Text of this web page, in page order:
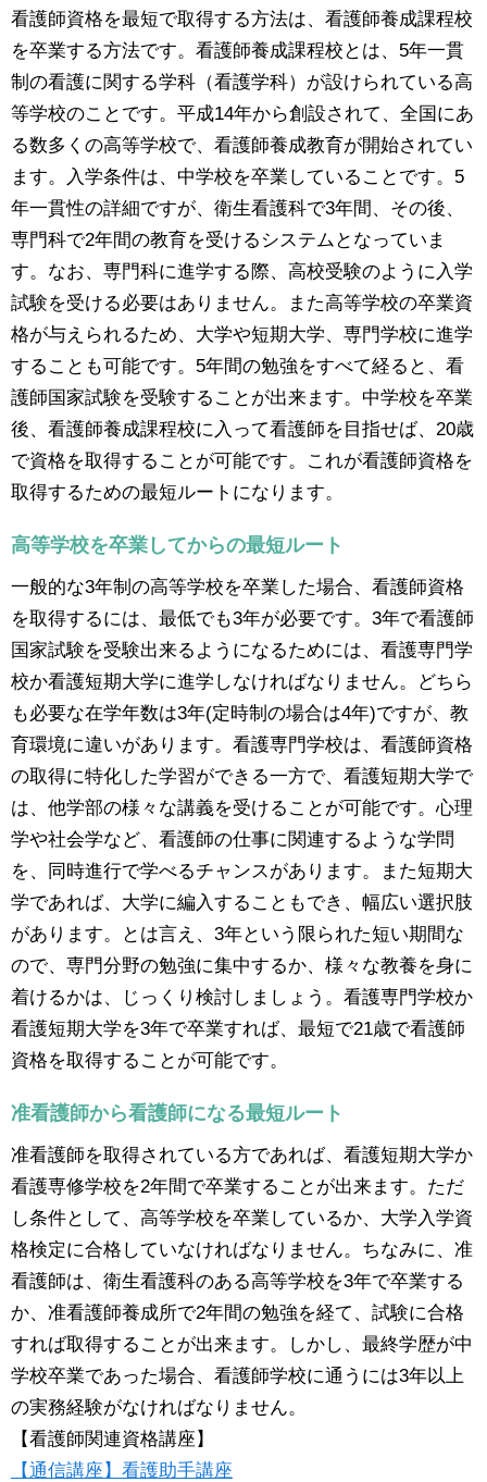
看護師資格を最短で取得する方法は、看護師養成課程校
を卒業する方法です。看護師養成課程校とは、5年一貫
制の看護に関する学科（看護学科）が設けられている高
等学校のことです。平成14年から創設されて、全国にあ
る数多くの高等学校で、看護師養成教育が開始されてい
ます。入学条件は、中学校を卒業していることです。5
年一貫性の詳細ですが、衛生看護科で3年間、その後、
専門科で2年間の教育を受けるシステムとなっていま
す。なお、専門科に進学する際、高校受験のように入学
試験を受ける必要はありません。また高等学校の卒業資
格が与えられるため、大学や短期大学、専門学校に進学
することも可能です。5年間の勉強をすべて経ると、看
護師国家試験を受験することが出来ます。中学校を卒業
後、看護師養成課程校に入って看護師を目指せば、20歳
で資格を取得することが可能です。これが看護師資格を
取得するための最短ルートになります。
高等学校を卒業してからの最短ルート
一般的な3年制の高等学校を卒業した場合、看護師資格
を取得するには、最低でも3年が必要です。3年で看護師
国家試験を受験出来るようになるためには、看護専門学
校か看護短期大学に進学しなければなりません。どちら
も必要な在学年数は3年(定時制の場合は4年)ですが、教
育環境に違いがあります。看護専門学校は、看護師資格
の取得に特化した学習ができる一方で、看護短期大学で
は、他学部の様々な講義を受けることが可能です。心理
学や社会学など、看護師の仕事に関連するような学問
を、同時進行で学べるチャンスがあります。また短期大
学であれば、大学に編入することもでき、幅広い選択肢
があります。とは言え、3年という限られた短い期間な
ので、専門分野の勉強に集中するか、様々な教養を身に
着けるかは、じっくり検討しましょう。看護専門学校か
看護短期大学を3年で卒業すれば、最短で21歳で看護師
資格を取得することが可能です。
准看護師から看護師になる最短ルート
准看護師を取得されている方であれば、看護短期大学か
看護専修学校を2年間で卒業することが出来ます。ただ
し条件として、高等学校を卒業しているか、大学入学資
格検定に合格していなければなりません。ちなみに、准
看護師は、衛生看護科のある高等学校を3年で卒業する
か、准看護師養成所で2年間の勉強を経て、試験に合格
すれば取得することが出来ます。しかし、最終学歴が中
学校卒業であった場合、看護師学校に通うには3年以上
の実務経験がなければなりません。
【看護師関連資格講座】
【通信講座】看護助手講座